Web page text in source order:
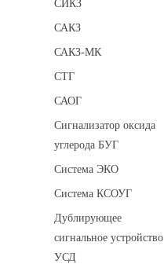
СИКЗ
САКЗ
САКЗ-МК
СТГ
САОГ
Сигнализатор оксида
углерода БУГ
Система ЭКО
Система КСОУГ
Дублирующее
сигнальное устройство
УСД